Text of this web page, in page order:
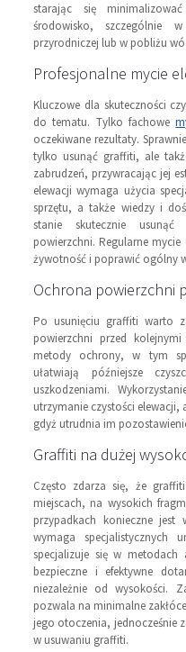
starając się
środowisko, szczególnie
przyrodniczej lub w pobliżu
Profesjonalne mycie
Kluczowe dla skuteczności
do tematu. Tylko fachowe
oczekiwane rezultaty.
tylko usunąć graffiti, ale
zabrudzeń, przywracając jej
elewacji wymaga użycia
sprzętu, a także wiedzy i
stanie skutecznie
powierzchni. Regularne
żywotność i poprawić ogólny
Ochrona powierzchni
Po usunięciu graffiti warto
powierzchni przed
metody ochrony, w tym
ułatwiają późniejsze
uszkodzeniami.
utrzymanie czystości
gdyż utrudnia im
Graffiti na dużej
Często zdarza się, że
miejscach, na wysokich
przypadkach konieczne
wymaga specjalistycznych
specjalizuje się w metodach
bezpieczne i efektywne
niezależnie od wysokości.
pozwala na minimalne
jego otoczenia, jednocześnie
w usuwaniu graffiti.